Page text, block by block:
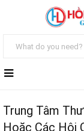
Trung Tâm
Hoặc Các Hội